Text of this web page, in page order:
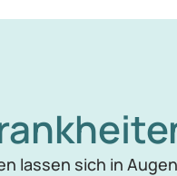
lassen sich in